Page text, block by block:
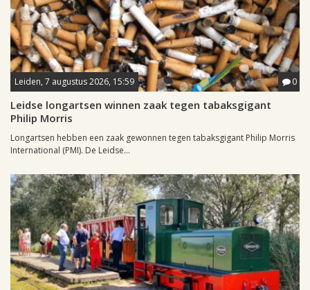
Leiden, 7 augustus 2026, 15:59 0
Leidse longartsen winnen zaak tegen tabaksgigant
Philip Morris
Longartsen hebben een zaak gewonnen tegen tabaksgigant Philip Morris
International (PMI). De Leidse...